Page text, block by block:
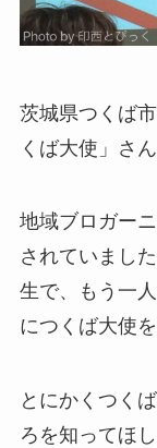
茨城県つくば
くば大使」さ
地域ブロガー
されていまし
生で、もう一
につくば大使
とにかくつく
ろを知ってほ